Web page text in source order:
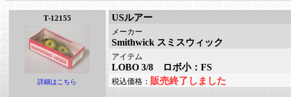
T-12155
詳細はこちら
USルアー
メーカー
Smithwick スミスウィック
アイテム
LOBO 3/8 ロボ小：FS
税込価格： 販売終了しました